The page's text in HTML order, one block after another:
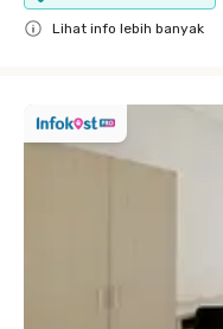
Lihat info lebih banyak